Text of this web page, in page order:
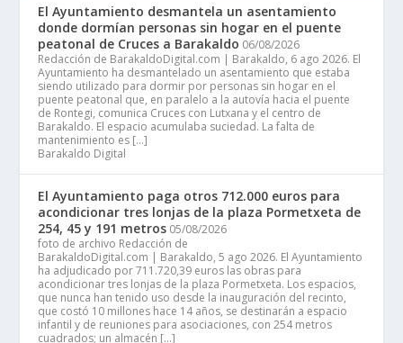
El Ayuntamiento desmantela un asentamiento
donde dormían personas sin hogar en el puente
peatonal de Cruces a Barakaldo 06/08/2026
Redacción de BarakaldoDigital.com | Barakaldo, 6 ago 2026. El
Ayuntamiento ha desmantelado un asentamiento que estaba
siendo utilizado para dormir por personas sin hogar en el
puente peatonal que, en paralelo a la autovía hacia el puente
de Rontegi, comunica Cruces con Lutxana y el centro de
Barakaldo. El espacio acumulaba suciedad. La falta de
mantenimiento es […]
Barakaldo Digital
El Ayuntamiento paga otros 712.000 euros para
acondicionar tres lonjas de la plaza Pormetxeta de
254, 45 y 191 metros 05/08/2026
foto de archivo Redacción de
BarakaldoDigital.com | Barakaldo, 5 ago 2026. El Ayuntamiento
ha adjudicado por 711.720,39 euros las obras para
acondicionar tres lonjas de la plaza Pormetxeta. Los espacios,
que nunca han tenido uso desde la inauguración del recinto,
que costó 10 millones hace 14 años, se destinarán a espacio
infantil y de reuniones para asociaciones, con 254 metros
cuadrados; un almacén […]